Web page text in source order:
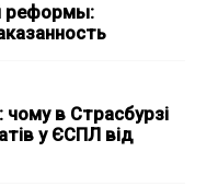
реформы:
в Страсбурзі
у ЄСПЛ від